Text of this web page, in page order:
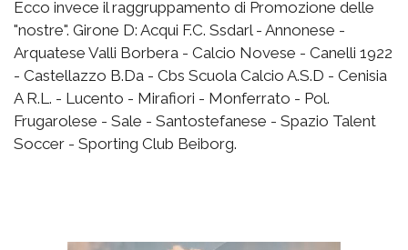
Ecco invece il raggruppamento di Promozione delle
"nostre". Girone D: Acqui F.C. Ssdarl - Annonese -
Arquatese Valli Borbera - Calcio Novese - Canelli 1922
- Castellazzo B.Da - Cbs Scuola Calcio A.S.D - Cenisia
A R.L. - Lucento - Mirafiori - Monferrato - Pol.
Frugarolese - Sale - Santostefanese - Spazio Talent
Soccer - Sporting Club Beiborg.